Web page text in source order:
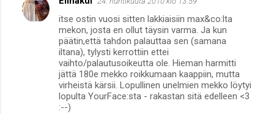
itse ostin vuosi sitten lakkiaisiin max&co:lta
mekon, josta en ollut täysin varma. Ja kun
päätin,että tahdon palauttaa sen (samana
iltana), tylysti kerrottiin ettei
vaihto/palautusoikeutta ole. Hieman harmitti
jättä 180e mekko roikkumaan kaappiin, mutta
virheistä kärsii. Lopullinen unelmien mekko löytyi
lopulta YourFace:sta - rakastan sitä edelleen <3
:--)